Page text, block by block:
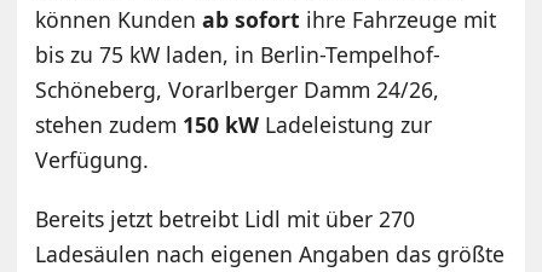
können Kundenab sofort ihre Fahrzeuge mit
bis zu 75 kW laden, in Berlin-Tempelhof-
Schöneberg, Vorarlberger Damm 24/26,
stehen zudem 150 kW Ladeleistung zur
Verfügung.
Bereits jetzt betreibt Lidl mit über 270
Ladesäulen nach eigenen Angaben das größte